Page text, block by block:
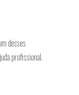
desses
profissional.